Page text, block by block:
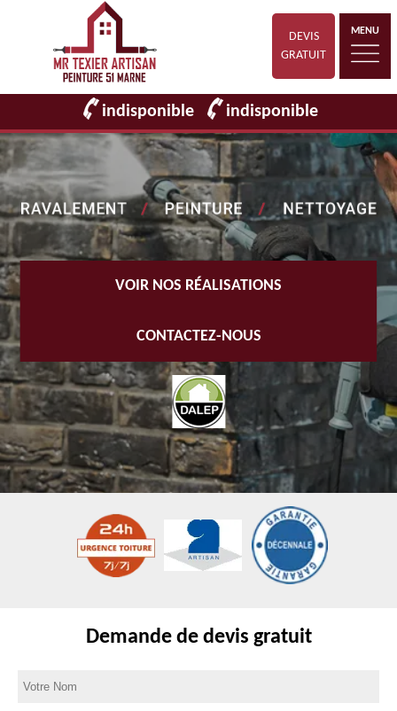
DEVIS
GRATUIT
MENU
indisponible indisponible
VOIR NOS RÉALISATIONS
CONTACTEZ-NOUS
Demande de devis gratuit